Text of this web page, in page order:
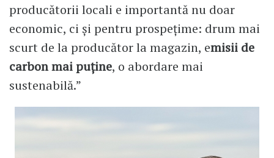
producătorii locali e importantă nu doar
economic, ci și pentru prospețime: drum mai
scurt de la producător la magazin, emisii de
carbon mai puține, o abordare mai
sustenabilă.”